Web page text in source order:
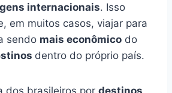
internacionais. Isso
em muitos casos, viajar para
sendo mais econômico do
dentro do próprio país.
dos brasileiros por destinos